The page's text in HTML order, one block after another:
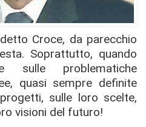
Croce, da parecchio
Soprattutto, quando
sulle problematiche
quasi sempre definite
sulle loro scelte,
visioni del futuro!